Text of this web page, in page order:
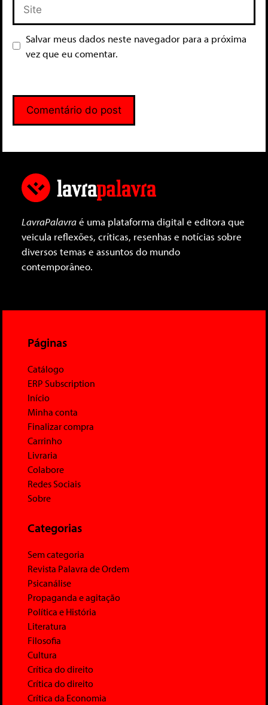
Salvar meus dados neste navegador para a próxima
vez que eu comentar.
LavraPalavraé uma plataforma digital e editora que
veicula reflexões, críticas, resenhas e notícias sobre
diversos temas e assuntos do mundo
contemporâneo.
Páginas
Catálogo
ERP Subscription
Início
Minha conta
Finalizar compra
Carrinho
Livraria
Colabore
Redes Sociais
Sobre
Categorias
Sem categoria
Revista Palavra de Ordem
Psicanálise
Propaganda e agitação
Política e História
Literatura
Filosofia
Cultura
Crítica do direito
Crítica do direito
Crítica da Economia